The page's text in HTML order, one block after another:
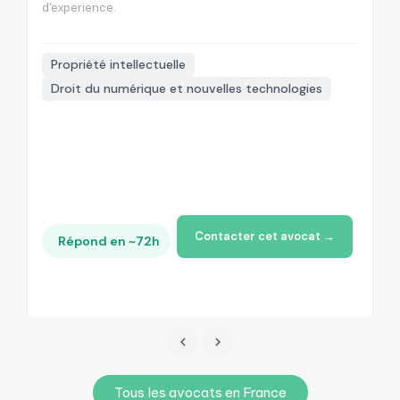
d'experience.
Propriété intellectuelle
Droit du numérique et nouvelles technologies
Répond en ~72h Contacter cet avocat →
Tous les avocats en France